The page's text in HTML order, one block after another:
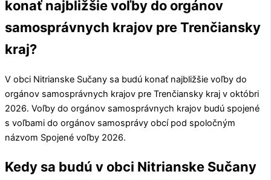
konať najbližšie voľby do orgánov
samosprávnych krajov pre Trenčiansky
kraj?
V obci Nitrianske Sučany sa budú konať najbližšie voľby do
orgánov samosprávnych krajov pre Trenčiansky kraj v októbri
2026. Voľby do orgánov samosprávnych krajov budú spojené
s voľbami do orgánov samosprávy obcí pod spoločným
názvom Spojené voľby 2026.
Kedy sa budú v obci Nitrianske Sučany